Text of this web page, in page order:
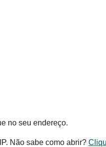
no seu endereço.
Não sabe como abrir?